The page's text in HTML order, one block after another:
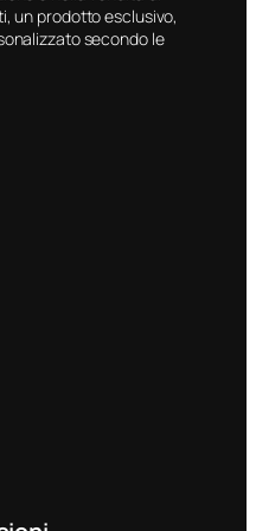
un prodotto esclusivo,
secondo le